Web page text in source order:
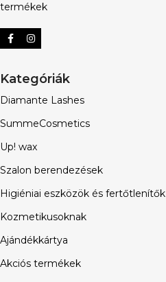
termékek
Kategóriák
Diamante Lashes
SummeCosmetics
Up! wax
Szalon berendezések
Higiéniai eszközök és fertőtlenítők
Kozmetikusoknak
Ajándékkártya
Akciós termékek